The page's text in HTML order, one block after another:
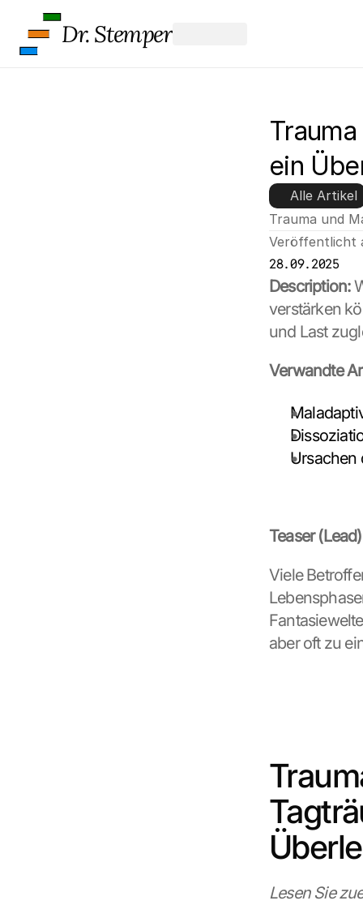
ein
Alle Artikel
Trauma und
Veröffentlicht
28.09.2025
Description:
verstärken
und Last
Verwandte
Ursachen
Teaser (Lead)
Viele
aber oft zu
Lesen Sie
Dr. Stemper